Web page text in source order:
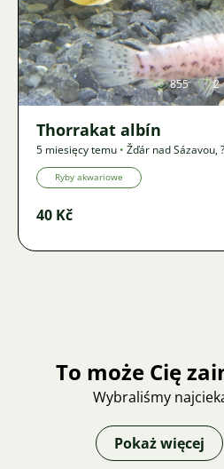
855 2
Thorrakat albín
5 miesięcy temu • Žďár nad Sázavou,
Ryby akwariowe
40 Kč
To może Cię
Wybraliśmy
Pokaż więcej